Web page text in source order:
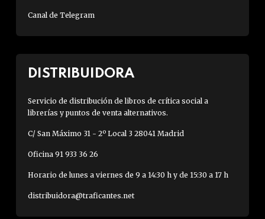
Canal de Telegram
DISTRIBUIDORA
Servicio de distribución de libros de crítica social a
librerías y puntos de venta alternativos.
C/ San Máximo 31 - 2º Local 3 28041 Madrid
Oficina 91 933 36 26
Horario de lunes a viernes de 9 a 14:30 h y de 15:30 a 17 h
distribuidora@traficantes.net